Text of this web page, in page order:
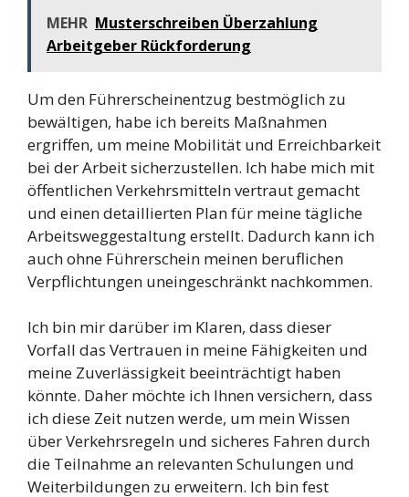
MEHR Musterschreiben Überzahlung
Arbeitgeber Rückforderung
Um den Führerscheinentzug bestmöglich zu
bewältigen, habe ich bereits Maßnahmen
ergriffen, um meine Mobilität und Erreichbarkeit
bei der Arbeit sicherzustellen. Ich habe mich mit
öffentlichen Verkehrsmitteln vertraut gemacht
und einen detaillierten Plan für meine tägliche
Arbeitsweggestaltung erstellt. Dadurch kann ich
auch ohne Führerschein meinen beruflichen
Verpflichtungen uneingeschränkt nachkommen.
Ich bin mir darüber im Klaren, dass dieser
Vorfall das Vertrauen in meine Fähigkeiten und
meine Zuverlässigkeit beeinträchtigt haben
könnte. Daher möchte ich Ihnen versichern, dass
ich diese Zeit nutzen werde, um mein Wissen
über Verkehrsregeln und sicheres Fahren durch
die Teilnahme an relevanten Schulungen und
Weiterbildungen zu erweitern. Ich bin fest